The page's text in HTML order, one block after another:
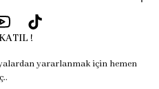
!
yararlanmak için hemen